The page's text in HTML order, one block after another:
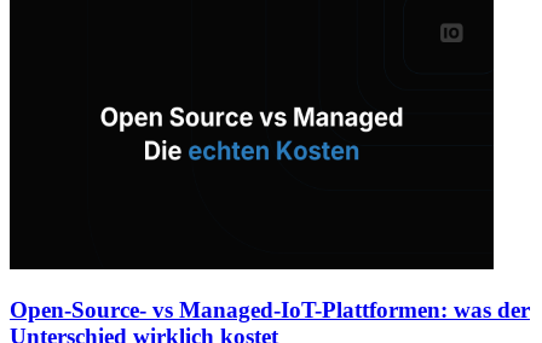
Open-Source- vs Managed-IoT-Plattformen: was der
Unterschied wirklich kostet